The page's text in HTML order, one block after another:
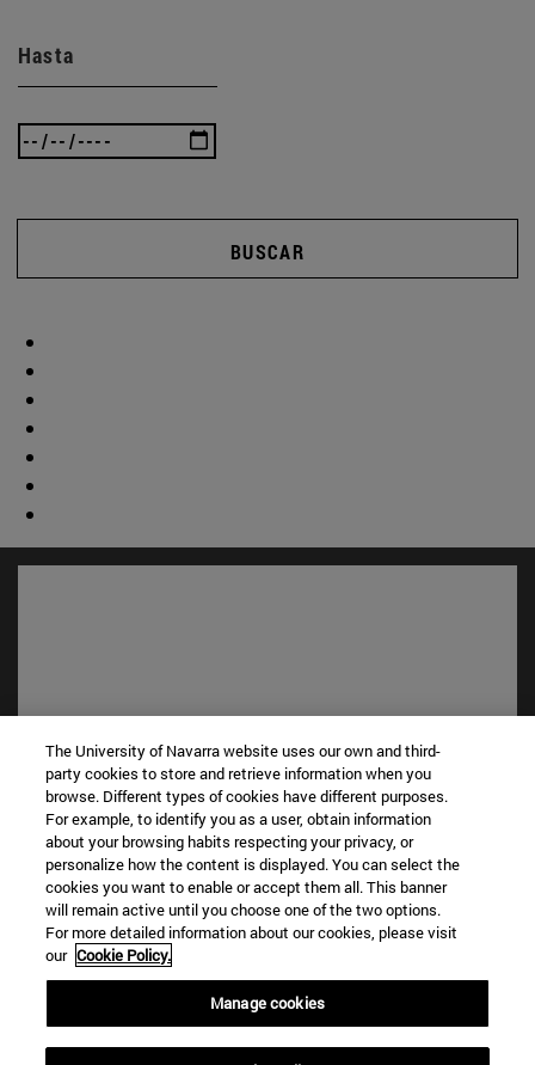
Hasta
BUSCAR
Accesos directos
Biblioteca(abre en nueva ventana)
Mi correo(abre en nueva ventana)
Aula virtual ADI(abre en nueva ventana)
Búsqueda de personas(abre en nueva ventana)
Trabaja con nosotros
TFNO +34 948 42 56 00
The University of Navarra website uses our own and third-
party cookies to store and retrieve information when you
browse. Different types of cookies have different purposes.
For example, to identify you as a user, obtain information
about your browsing habits respecting your privacy, or
personalize how the content is displayed. You can select the
cookies you want to enable or accept them all. This banner
will remain active until you choose one of the two options.
For more detailed information about our cookies, please visit
our Cookie Policy.
Manage cookies